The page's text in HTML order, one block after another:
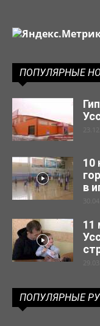
ПОПУЛЯРНЫЕ
10
в
11
ПОПУЛЯРНЫЕ